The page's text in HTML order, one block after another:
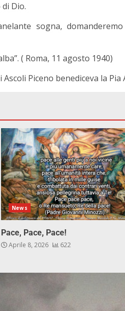
Dio.
sogna,
( Roma, 11 agosto 1940)
Piceno benediceva la Pia
News
Pace, Pace, Pace!
Aprile 8, 2026 622